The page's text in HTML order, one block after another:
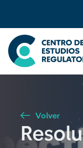
Seleccione país
Buscar
Volver